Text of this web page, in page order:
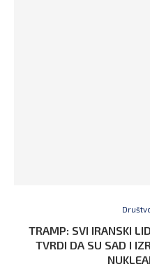
TRAMP: SVI IRANSKI
TVRDI DA SU SAD I